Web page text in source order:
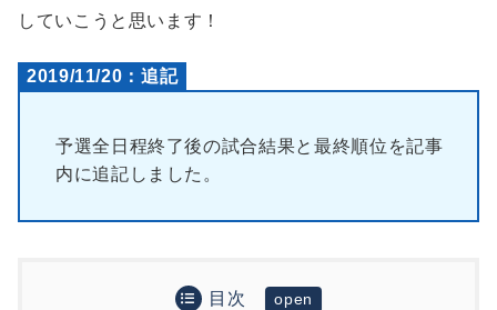
していこうと思います！
2019/11/20：追記
予選全日程終了後の試合結果と最終順位を記事
内に追記しました。
目次